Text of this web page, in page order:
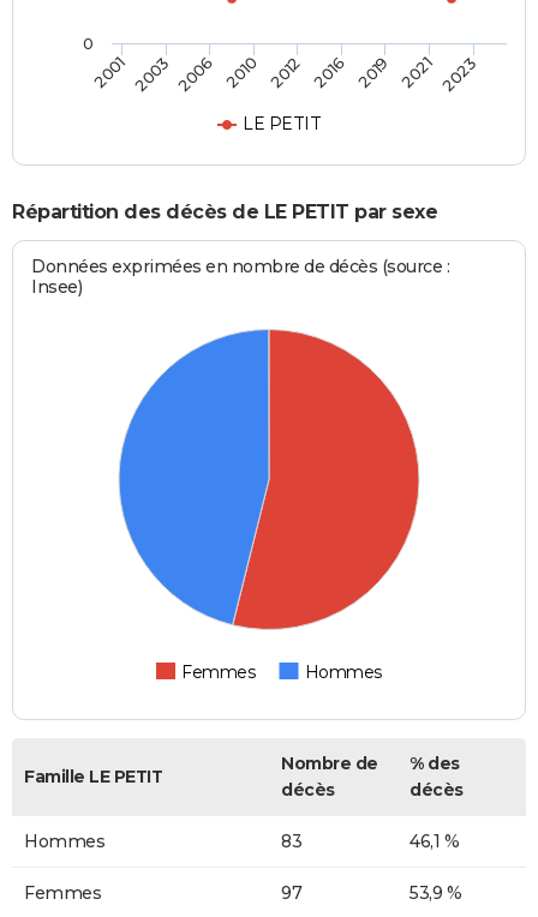
LE PETIT
2001 2003 2006 2010 2012 2016 2019 2021 2023
0
Répartition des décès de LE PETIT par sexe
Données exprimées en nombre de décès (source :
Insee)
Femmes Hommes
Famille LE PETIT
Nombre de
décès
% des
décès
Hommes 83 46,1 %
Femmes 97 53,9 %